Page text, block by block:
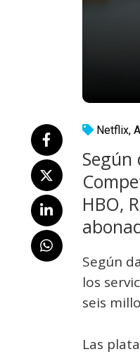
Netflix,
Según
HBO,
Según
los
seis
Las